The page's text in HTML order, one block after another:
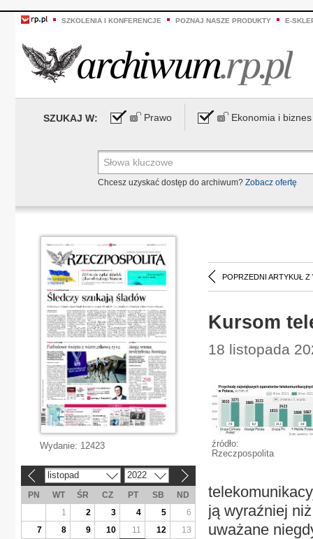
SZKOLENIA I KONFERENCJE POZNAJ NASZE PRODUKTY E-
SZUKAJ W: Prawo Ekonomia i biznes
Chcesz uzyskać dostęp do archiwum? Zobacz ofertę
POPRZEDNI ARTYKUŁ Z
Kursom
18 listopada
źródło:
Rzeczpospolita
ją wyraźniej
uważane
Wydanie: 12423
listopad 2022
PN WT ŚR CZ PT SB
ND
1
2 3 4 5
6
7
8 9 10 11 12
13